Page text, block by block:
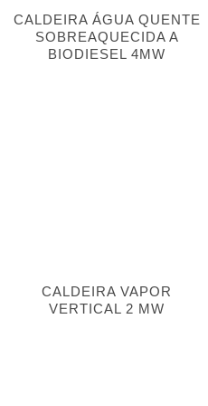
CALDEIRA ÁGUA QUENTE
SOBREAQUECIDA A
BIODIESEL 4MW
CALDEIRA VAPOR
VERTICAL 2 MW